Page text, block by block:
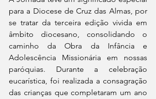
para a Diocese de Cruz das Almas, por
se tratar da terceira edição vivida em
âmbito diocesano, consolidando o
caminho da Obra da Infância e
Adolescência Missionária em nossas
paróquias. Durante a celebração
eucarística, foi realizada a consagração
das crianças que completaram um ano